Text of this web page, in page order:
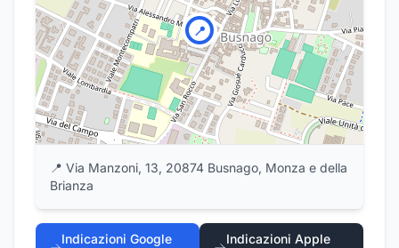
📍
📍 Via Manzoni, 13, 20874 Busnago, Monza e della
Brianza
Indicazioni Google
Indicazioni Apple